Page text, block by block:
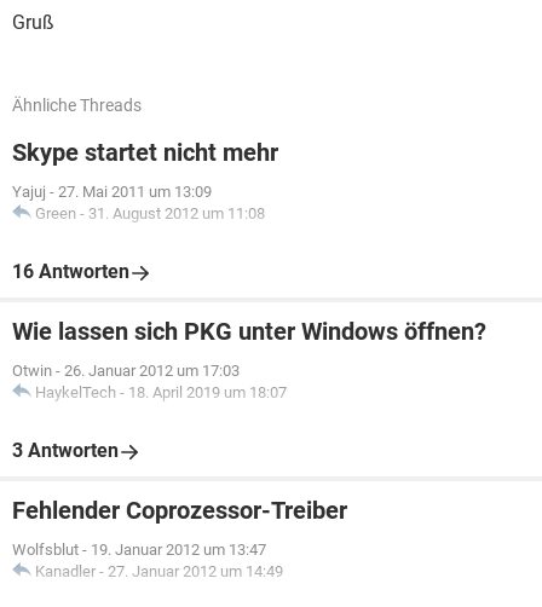
Gruß
Ähnliche Threads
Skype startet nicht mehr
Yajuj - 27. Mai 2011 um 13:09
Green - 31. August 2012 um 11:08
16 Antworten
Wie lassen sich PKG unter Windows öffnen?
Otwin - 26. Januar 2012 um 17:03
HaykelTech - 18. April 2019 um 18:07
3 Antworten
Fehlender Coprozessor-Treiber
Wolfsblut - 19. Januar 2012 um 13:47
Kanadler - 27. Januar 2012 um 14:49